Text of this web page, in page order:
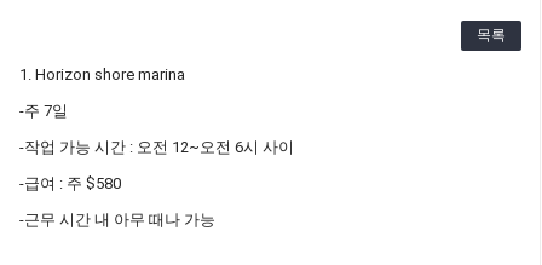
목록
1. Horizon shore marina
-주 7일
-작업 가능 시간 : 오전 12~오전 6시 사이
-급여 : 주 $580
-근무 시간 내 아무 때나 가능